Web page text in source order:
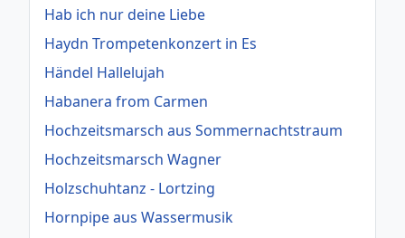
Hab ich nur deine Liebe
Haydn Trompetenkonzert in Es
Händel Hallelujah
Habanera from Carmen
Hochzeitsmarsch aus Sommernachtstraum
Hochzeitsmarsch Wagner
Holzschuhtanz - Lortzing
Hornpipe aus Wassermusik